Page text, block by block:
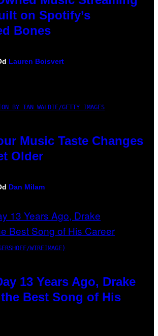
on Spotify’s
Bones
Lauren Boisvert
BY IAN WALDIE/GETTY IMAGES
Music Taste Changes
Older
Dan Milam
WIREIMAGE)
13 Years Ago, Drake
Best Song of His